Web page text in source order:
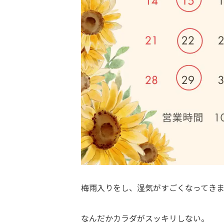
梅雨入りをし、湿気がすごくなってき
なんだかカラダがスッキリしない。